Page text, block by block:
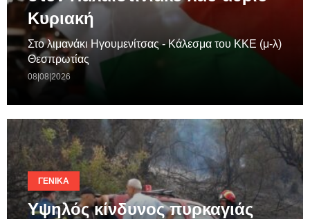
Κυριακή
Στο λιμανάκι Ηγουμενίτσας - Κάλεσμα του ΚΚΕ (μ-λ)
Θεσπρωτίας
08|08|2026
ΓΕΝΙΚΆ
Υψηλός κίνδυνος πυρκαγιάς